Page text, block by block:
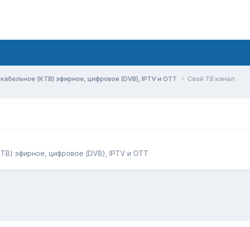
(КТВ) эфирное, цифровое (DVB), IPTV и OTT Свой ТВ канал
эфирное, цифровое (DVB), IPTV и OTT